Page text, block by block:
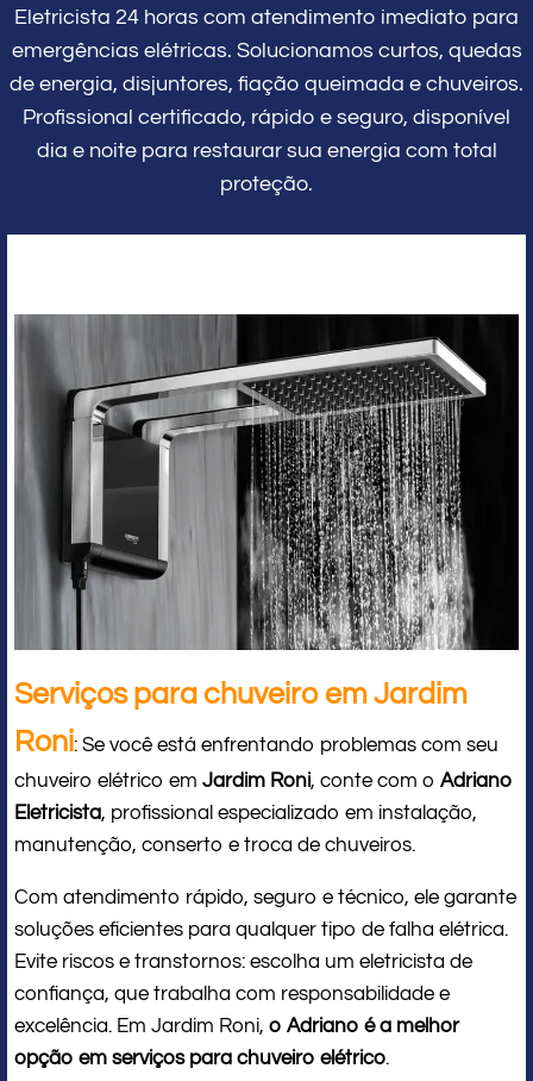
Eletricista 24 horas com atendimento imediato para
emergências elétricas. Solucionamos curtos, quedas
de energia, disjuntores, fiação queimada e chuveiros.
Profissional certificado, rápido e seguro, disponível
dia e noite para restaurar sua energia com total
proteção.
Serviços para chuveiro em Jardim
Roni: Se você está enfrentando problemas com seu
chuveiro elétrico em Jardim Roni, conte com o Adriano
Eletricista, profissional especializado em instalação,
manutenção, conserto e troca de chuveiros.
Com atendimento rápido, seguro e técnico, ele garante
soluções eficientes para qualquer tipo de falha elétrica.
Evite riscos e transtornos: escolha um eletricista de
confiança, que trabalha com responsabilidade e
excelência. Em Jardim Roni, o Adriano é a melhor
opção em serviços para chuveiro elétrico.